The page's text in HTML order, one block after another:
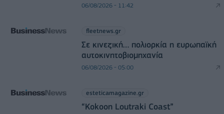
06/08/2026 - 11:42
fleetnews.gr
Σε κινεζική… πολιορκία η ευρωπαϊκή
αυτοκινητοβιομηχανία
06/08/2026 - 05:00
esteticamagazine.gr
“Kokoon Loutraki Coast”